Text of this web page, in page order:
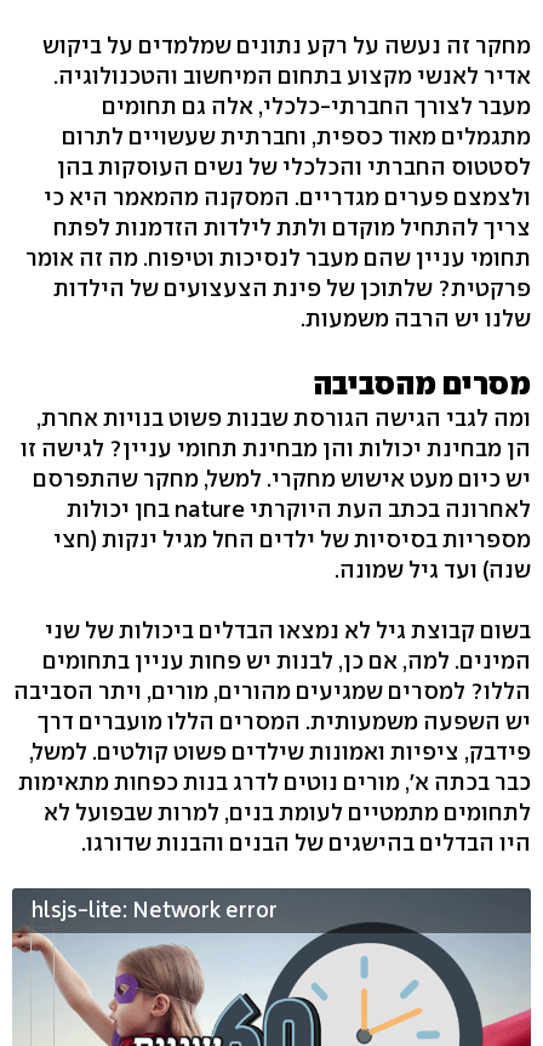
מחקר זה נעשה על רקע נתונים שמלמדים על ביקוש
אדיר לאנשי מקצוע בתחום המיחשוב והטכנולוגיה.
מעבר לצורך החברתי-כלכלי, אלה גם תחומים
מתגמלים מאוד כספית, וחברתית שעשויים לתרום
לסטטוס החברתי והכלכלי של נשים העוסקות בהן
ולצמצם פערים מגדריים. המסקנה מהמאמר היא כי
צריך להתחיל מוקדם ולתת לילדות הזדמנות לפתח
תחומי עניין שהם מעבר לנסיכות וטיפוח. מה זה אומר
פרקטית? שלתוכן של פינת הצעצועים של הילדות
שלנו יש הרבה משמעות.
מסרים מהסביבה
ומה לגבי הגישה הגורסת שבנות פשוט בנויות אחרת,
הן מבחינת יכולות והן מבחינת תחומי עניין? לגישה זו
יש כיום מעט אישוש מחקרי. למשל, מחקר שהתפרסם
לאחרונה בכתב העת היוקרתי nature בחן יכולות
מספריות בסיסיות של ילדים החל מגיל ינקות (חצי
שנה) ועד גיל שמונה.
בשום קבוצת גיל לא נמצאו הבדלים ביכולות של שני
המינים. למה, אם כן, לבנות יש פחות עניין בתחומים
הללו? למסרים שמגיעים מהורים, מורים, ויתר הסביבה
יש השפעה משמעותית. המסרים הללו מועברים דרך
פידבק, ציפיות ואמונות שילדים פשוט קולטים. למשל,
כבר בכתה א׳, מורים נוטים לדרג בנות כפחות מתאימות
לתחומים מתמטיים לעומת בנים, למרות שבפועל לא
היו הבדלים בהישגים של הבנים והבנות שדורגו.
hlsjs-lite: Network error